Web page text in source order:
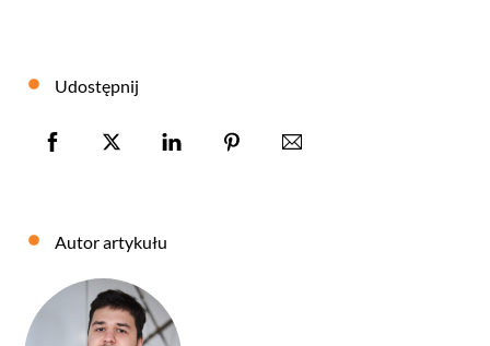
Udostępnij
Autor artykułu